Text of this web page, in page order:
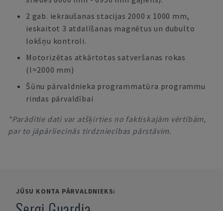
2 gab. iekraušanas stacijas 2000 x 1000 mm,
ieskaitot 3 atdalīšanas magnētus un dubulto
lokšņu kontroli.
Motorizētas atkārtotas satveršanas rokas
(l=2000 mm)
Šūnu pārvaldnieka programmatūra programmu
rindas pārvaldībai
*Parādītie dati var atšķirties no faktiskajām vērtībām,
par to jāpārliecinās tirdzniecības pārstāvim.
JŪSU KONTA PĀRVALDNIEKS: